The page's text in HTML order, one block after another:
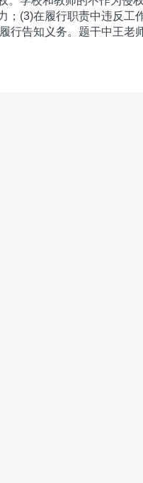
；(3)在履行职责中违反
行告知义务。题干中王